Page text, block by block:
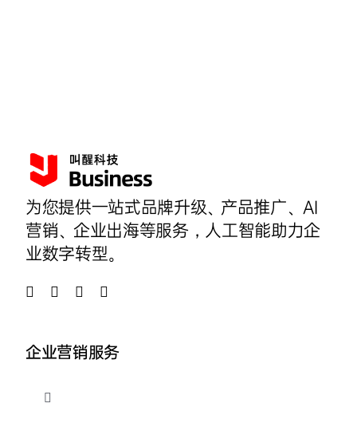
为您提供一站式品牌升级、产品推广、AI
营销、企业出海等服务，人工智能助力企
业数字转型。
企业营销服务
切